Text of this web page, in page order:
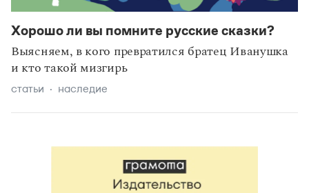
Хорошо ли вы помните русские сказки?
Выясняем, в кого превратился братец Иванушка
и кто такой мизгирь
статьи наследие